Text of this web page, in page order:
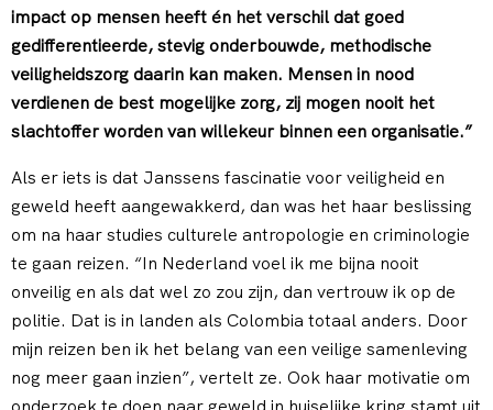
impact op mensen heeft én het verschil dat goed
gedifferentieerde, stevig onderbouwde, methodische
veiligheidszorg daarin kan maken. Mensen in nood
verdienen de best mogelijke zorg, zij mogen nooit het
slachtoffer worden van willekeur binnen een organisatie.”
Als er iets is dat Janssens fascinatie voor veiligheid en
geweld heeft aangewakkerd, dan was het haar beslissing
om na haar studies culturele antropologie en criminologie
te gaan reizen. “In Nederland voel ik me bijna nooit
onveilig en als dat wel zo zou zijn, dan vertrouw ik op de
politie. Dat is in landen als Colombia totaal anders. Door
mijn reizen ben ik het belang van een veilige samenleving
nog meer gaan inzien”, vertelt ze. Ook haar motivatie om